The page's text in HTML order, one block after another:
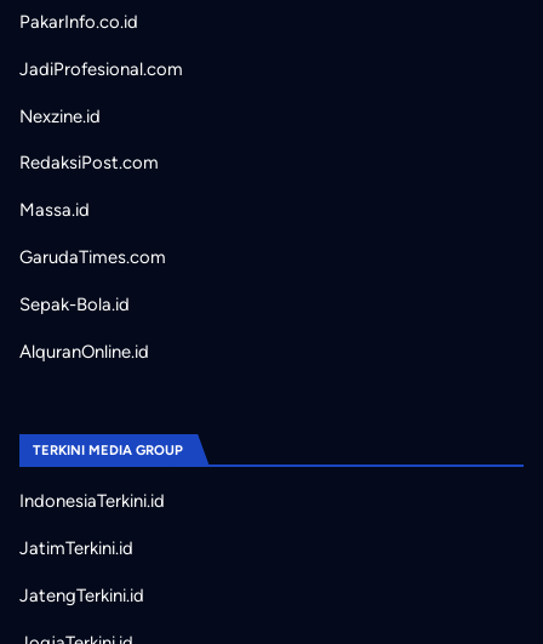
PakarInfo.co.id
JadiProfesional.com
Nexzine.id
RedaksiPost.com
Massa.id
GarudaTimes.com
Sepak-Bola.id
AlquranOnline.id
TERKINI MEDIA GROUP
IndonesiaTerkini.id
JatimTerkini.id
JatengTerkini.id